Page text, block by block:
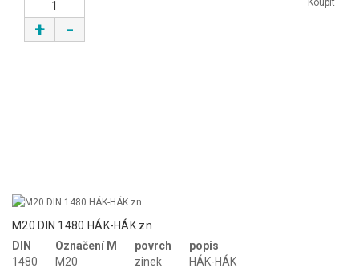
+ -
M20 DIN 1480 HÁK-HÁK zn
DIN
1480
Označení M
M20
povrch
zinek
popis
HÁK-HÁK